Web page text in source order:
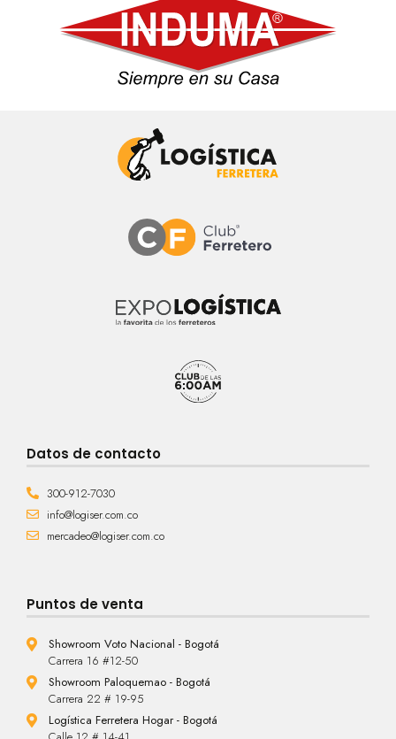
Datos de contacto
300-912-7030
info@logiser.com.co
mercadeo@logiser.com.co
Puntos de venta
Showroom Voto Nacional - Bogotá
Carrera 16 #12-50
Showroom Paloquemao - Bogotá
Carrera 22 # 19-95
Logística Ferretera Hogar - Bogotá